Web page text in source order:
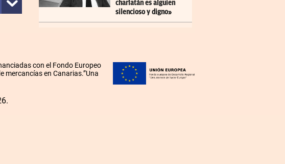
charlatán es alguien
silencioso y digno»
con el Fondo Europeo
mercancías en Canarias.”Una